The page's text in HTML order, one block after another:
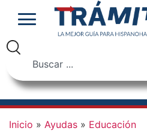
Inicio » Ayudas » Educación